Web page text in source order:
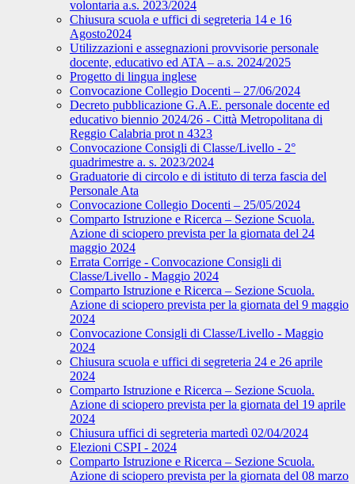
volontaria a.s. 2023/2024
Chiusura scuola e uffici di segreteria 14 e 16
Agosto2024
Utilizzazioni e assegnazioni provvisorie personale
docente, educativo ed ATA – a.s. 2024/2025
Progetto di lingua inglese
Convocazione Collegio Docenti – 27/06/2024
Decreto pubblicazione G.A.E. personale docente ed
educativo biennio 2024/26 - Città Metropolitana di
Reggio Calabria prot n 4323
Convocazione Consigli di Classe/Livello - 2°
quadrimestre a. s. 2023/2024
Graduatorie di circolo e di istituto di terza fascia del
Personale Ata
Convocazione Collegio Docenti – 25/05/2024
Comparto Istruzione e Ricerca – Sezione Scuola.
Azione di sciopero prevista per la giornata del 24
maggio 2024
Errata Corrige - Convocazione Consigli di
Classe/Livello - Maggio 2024
Comparto Istruzione e Ricerca – Sezione Scuola.
Azione di sciopero prevista per la giornata del 9 maggio
2024
Convocazione Consigli di Classe/Livello - Maggio
2024
Chiusura scuola e uffici di segreteria 24 e 26 aprile
2024
Comparto Istruzione e Ricerca – Sezione Scuola.
Azione di sciopero prevista per la giornata del 19 aprile
2024
Chiusura uffici di segreteria martedì 02/04/2024
Elezioni CSPI - 2024
Comparto Istruzione e Ricerca – Sezione Scuola.
Azione di sciopero prevista per la giornata del 08 marzo